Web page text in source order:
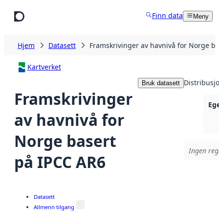
Finn data Meny
Hjem Datasett Framskrivinger av havnivå for Norge
Kartverket
Framskrivinger
av havnivå for
Norge basert
på IPCC AR6
Bruk datasett
Ingen
Datasett
Allmenn tilgang